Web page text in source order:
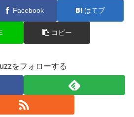
Facebook はてブ
コピー
をフォローする